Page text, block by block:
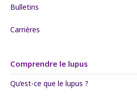
Bulletins
Carrières
Comprendre le lupus
Qu’est-ce que le lupus ?